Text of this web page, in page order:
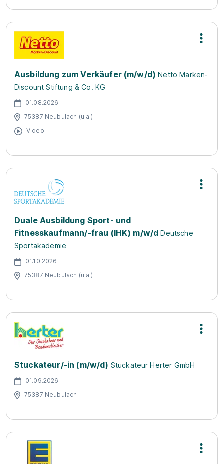
Ausbildung zum Verkäufer (m/w/d) Netto Marken-
Discount Stiftung & Co. KG
01.08.2026
75387 Neubulach (u.a.)
Video
Duale Ausbildung Sport- und
Fitnesskaufmann/-frau (IHK) m/w/d Deutsche
Sportakademie
01.10.2026
75387 Neubulach (u.a.)
Stuckateur/-in (m/w/d) Stuckateur Herter GmbH
01.09.2026
75387 Neubulach